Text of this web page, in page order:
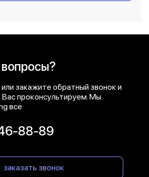
закажите обратный звонок и
проконсультируем. Мы
все
88-89
заказать звонок